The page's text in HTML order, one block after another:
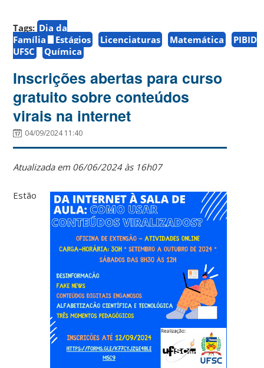
Tags: Dia da
Família
Estágios Licenciaturas Matemática
PIBID
UFSC
Química
Inscrições abertas para curso
gratuito sobre conteúdos
virais na internet
04/09/2024 11:40
Atualizada em 06/06/2024 às 16h07
Estão